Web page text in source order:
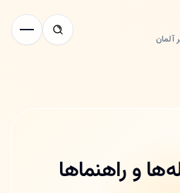
آلمان
و راهنماها